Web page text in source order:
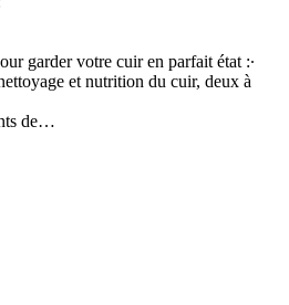
garder votre cuir en parfait état :∙
et nutrition du cuir, deux à
de…